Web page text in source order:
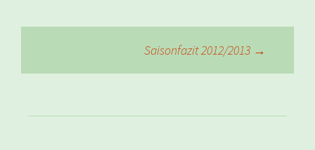
Beitragsnavigation
Saisonfazit 2012/2013 →